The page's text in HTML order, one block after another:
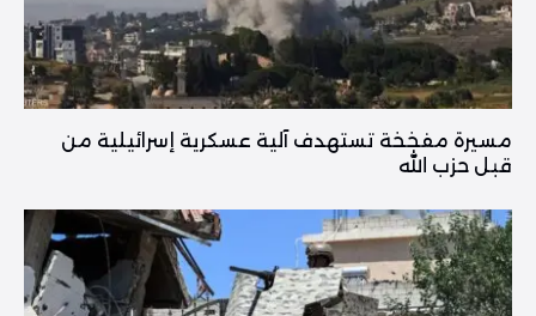
مسيرة مفخخة تستهدف آلية عسكرية إسرائيلية من
قبل حزب الله